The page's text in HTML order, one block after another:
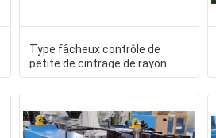
Type fâcheux contrôle de
petite de cintrage de rayon
cintreuse automatique de